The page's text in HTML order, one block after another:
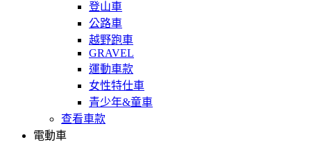
登山車
公路車
越野跑車
GRAVEL
運動車款
女性特仕車
青少年&童車
查看車款
電動車